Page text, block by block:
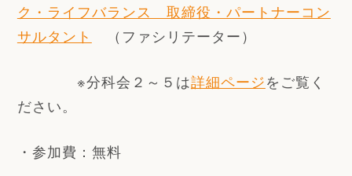
ク・ライフバランス 取締役・パートナーコン
サルタント
（ファシリテーター）
※分科会２～５は詳細ページをご覧く
ださい。
・参加費：無料